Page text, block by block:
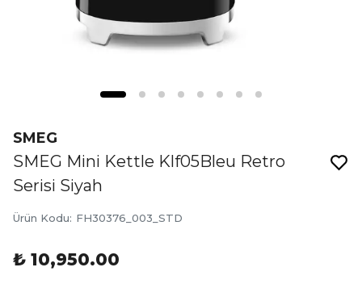
SMEG
SMEG Mini Kettle Klf05Bleu Retro
Serisi Siyah
Ürün Kodu: FH30376_003_STD
₺ 10,950.00